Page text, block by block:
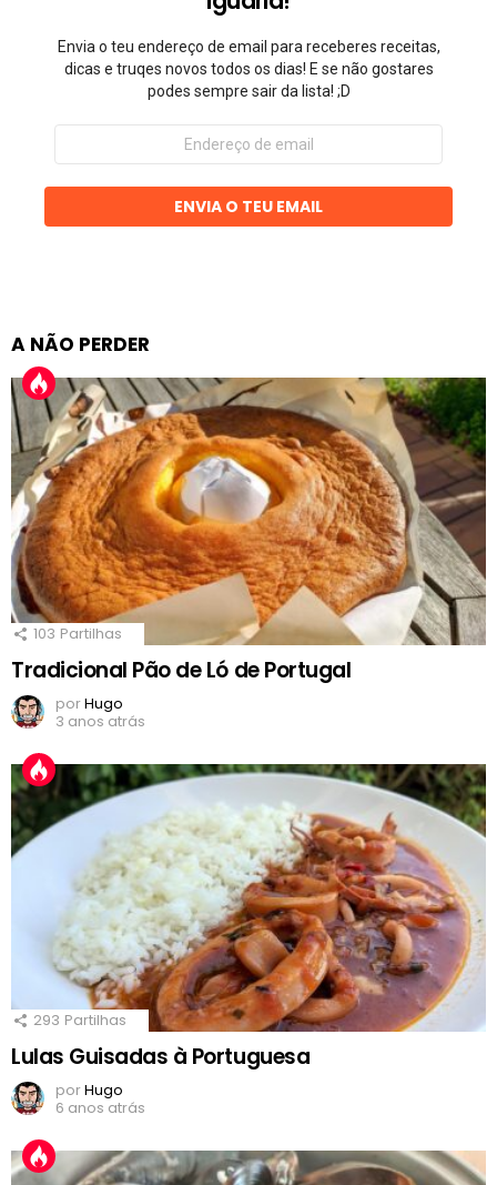
Envia o teu endereço de email para receberes receitas,
dicas e truqes novos todos os dias! E se não gostares
podes sempre sair da lista! ;D
Endereço
email
ENVIA O TEU EMAIL
A NÃO PERDER
103 Partilhas
Tradicional Pão de Ló de Portugal
porHugo
3 anos atrás
293 Partilhas
Lulas Guisadas à Portuguesa
porHugo
6 anos atrás